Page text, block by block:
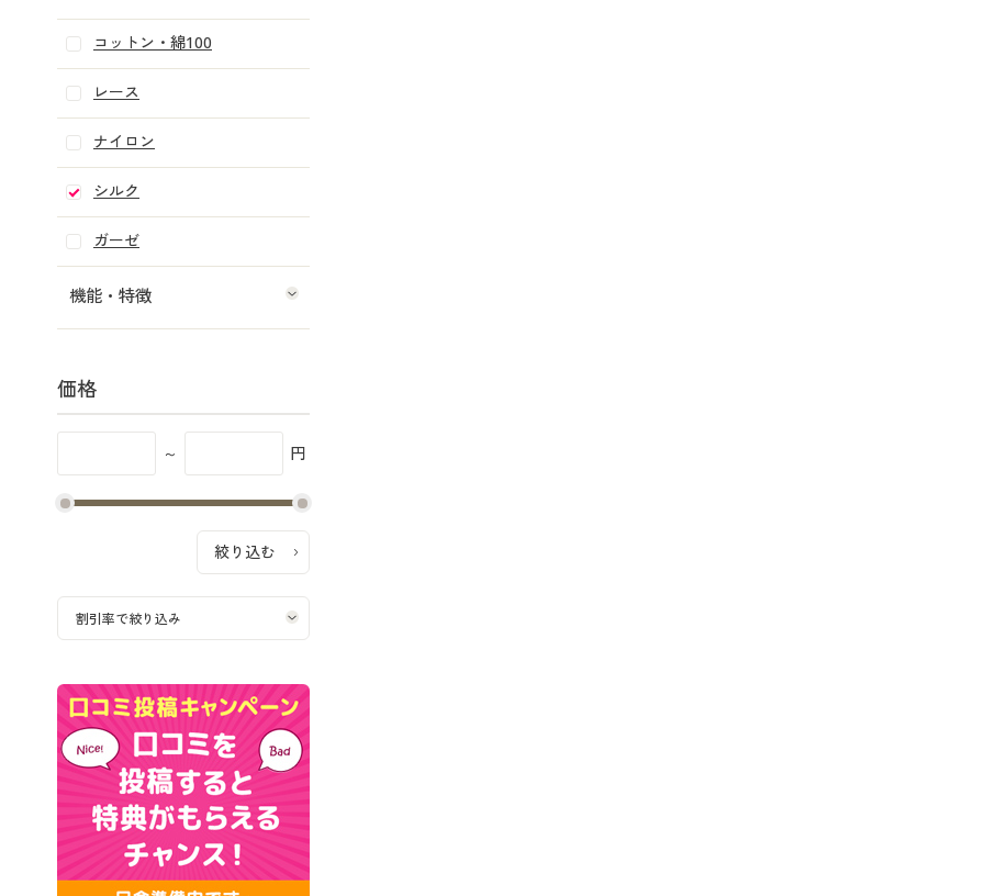
コットン・綿100
レース
ナイロン
シルク
ガーゼ
機能・特徴
価格
～ 円